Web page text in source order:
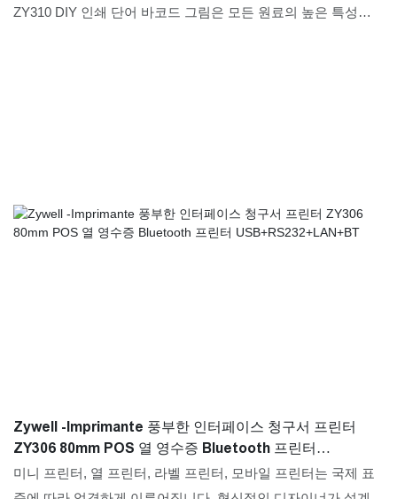
ZY310 DIY 인쇄 단어 바코드 그림은 모든 원료의 높은 특성을
Zywell -Imprimante 풍부한 인터페이스 청구서 프린터
ZY306 80mm POS 열 영수증 Bluetooth 프린터
USB+RS232+LAN+BT
미니 프린터, 열 프린터, 라벨 프린터, 모바일 프린터는 국제 표